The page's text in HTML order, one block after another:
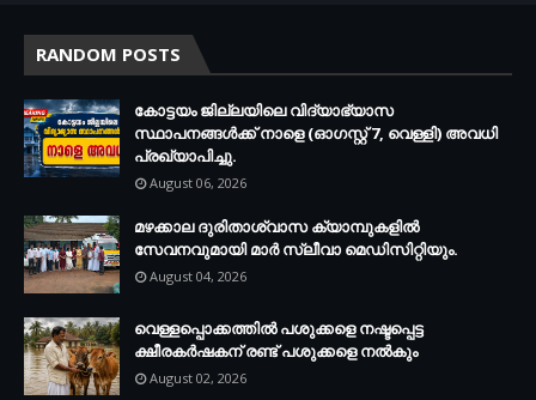
RANDOM POSTS
കോട്ടയം ജില്ലയിലെ വിദ്യാഭ്യാസ
സ്ഥാപനങ്ങള്‍ക്ക് നാളെ (ഓഗസ്റ്റ് 7, വെള്ളി) അവധി
പ്രഖ്യാപിച്ചു.
August 06, 2026
മഴക്കാല ദുരിതാശ്വാസ ക്യാമ്പുകളിൽ
സേവനവുമായി മാർ സ്ലീവാ മെഡിസിറ്റിയും.
August 04, 2026
വെള്ളപ്പൊക്കത്തില്‍ പശുക്കളെ നഷ്ടപ്പെട്ട
ക്ഷീരകര്‍ഷകന് രണ്ട് പശുക്കളെ നല്‍കും
August 02, 2026